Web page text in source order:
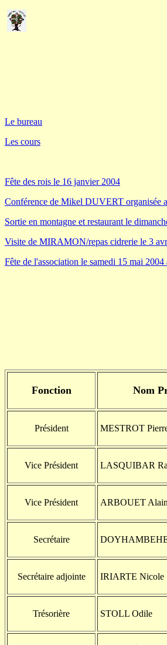
Le bureau
Les cours
Fête des rois le 16 janvier 2004
Conférence de Mikel DUVERT
Sortie en montagne et restaurant le
Visite de MIRAMON/repas cidrerie le 3
Fête de l'association le samedi 15 mai
Fonction Nom
Président MESTROT
Vice Président LASQUIBAR
Vice Président ARBOUET Alain
Secrétaire
Secrétaire adjointe IRIARTE Nicole
Trésorière STOLL Odile